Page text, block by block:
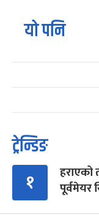
यो पनि
ट्रेन्डिङ
१
पूर्वमेयर